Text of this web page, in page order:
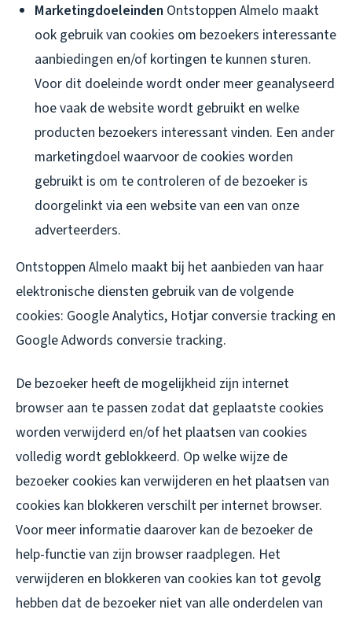
Marketingdoeleinden Ontstoppen Almelo maakt
ook gebruik van cookies om bezoekers interessante
aanbiedingen en/of kortingen te kunnen sturen.
Voor dit doeleinde wordt onder meer geanalyseerd
hoe vaak de website wordt gebruikt en welke
producten bezoekers interessant vinden. Een ander
marketingdoel waarvoor de cookies worden
gebruikt is om te controleren of de bezoeker is
doorgelinkt via een website van een van onze
adverteerders.
Ontstoppen Almelo maakt bij het aanbieden van haar
elektronische diensten gebruik van de volgende
cookies: Google Analytics, Hotjar conversie tracking en
Google Adwords conversie tracking.
De bezoeker heeft de mogelijkheid zijn internet
browser aan te passen zodat dat geplaatste cookies
worden verwijderd en/of het plaatsen van cookies
volledig wordt geblokkeerd. Op welke wijze de
bezoeker cookies kan verwijderen en het plaatsen van
cookies kan blokkeren verschilt per internet browser.
Voor meer informatie daarover kan de bezoeker de
help-functie van zijn browser raadplegen. Het
verwijderen en blokkeren van cookies kan tot gevolg
hebben dat de bezoeker niet van alle onderdelen van